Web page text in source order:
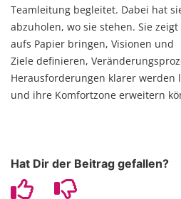
Teamleitung begleitet. Dabei hat
abzuholen, wo sie stehen. Sie
aufs Papier bringen, Visionen und
Ziele definieren,
Herausforderungen klarer werden
und ihre Komfortzone erweitern
Hat Dir der Beitrag gefallen?